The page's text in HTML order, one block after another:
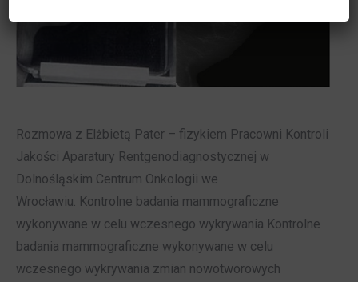
Rozmowa z Elżbietą Pater – fizykiem Pracowni Kontroli
Jakości Aparatury Rentgenodiagnostycznej w
Dolnośląskim Centrum Onkologii we
Wrocławiu. Kontrolne badania mammograficzne
wykonywane w celu wczesnego wykrywania Kontrolne
badania mammograficzne wykonywane w celu
wczesnego wykrywania zmian nowotworowych